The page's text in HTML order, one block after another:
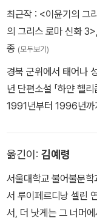
열에 올랐다. 이후 알제
어 가지만, 카뮈는 생전
부조리한 죽음은 상상
방에서 초고 형태로 발
된다. 이 외에도 《여름》, 《유배지와 왕국》, 《행복한 죽음》, 《정의의
사람들ㆍ계엄령》, 《결
대한 성찰ㆍ독일 친구에
겉》 등의 작품을 썼다.
을 울리나』(1940)는
다. 이후 10년 만에 소
952년 인간의 희망과
여 큰 찬사를 받았으며,
이 해에 두 번의 비행기
인해 우울증에 시달리
겼고, 1961년 여름, 헤
년 케첨의 자택에서 엽
년 『무기여 잘 있거라
년 『노인과 바다』 등이
<트리뷴>의 문예 편집
45년에는 전 세계적인
출간한다. 또 다른 대표
은 그는 1950년 1월 21
로 가는 길』은 오웰이
체로부터 잉글랜드 북
집이나 노동자들이 묵
벌인 결과물이다. “실
평가받는다.
2』(공역), 어니스트 헤
최근작 : <이윤기의 그
의 그리스 로마 신화 3>,
종 (모두보기)
경북 군위에서 태어나
년 단편소설 「하얀 헬
1991년부터 1996년까
로 『하얀 헬리콥터』, 『
장편소설로 『하늘의 문
다. 그 밖에 『어른의 학
마 신화』, 『꽃아 꽃아
옮긴이: 김예령
서울대학교 불어불문
서 루이페르디낭 셀린
서, 더 낫게는 그 너머